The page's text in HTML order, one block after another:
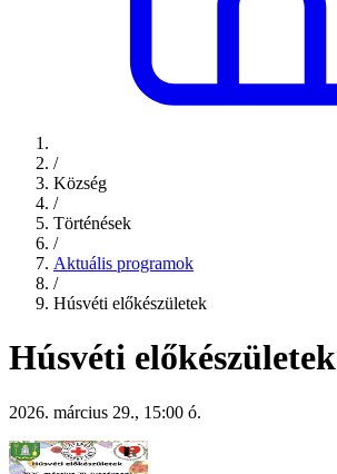
/
Község
/
Történések
/
Aktuális programok
/
Húsvéti előkészületek
Húsvéti előkészületek
2026. március 29., 15:00 ó.